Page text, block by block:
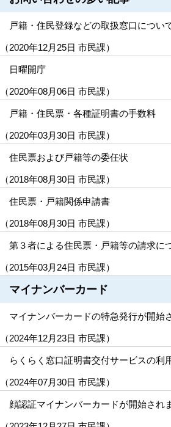
戸籍・住民登録などの取扱窓口につい
（2020年12月25日 市民課）
日曜開庁
（2020年08月06日 市民課）
戸籍・住民票・各種証明書の手数料
（2020年03月30日 市民課）
住民票および戸籍等の委任状
（2018年08月30日 市民課）
住民票・戸籍関係申請書
（2018年08月30日 市民課）
第３者による住民票・戸籍等の請求に
（2015年03月24日 市民課）
マイナンバーカード
マイナンバーカードの特急発行が開始
（2024年12月23日 市民課）
らくらく窓口証明書交付サービスの利
（2024年07月30日 市民課）
顔認証マイナンバーカードが開始され